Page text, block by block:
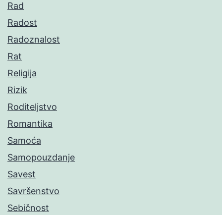
Rad
Radost
Radoznalost
Rat
Religija
Rizik
Roditeljstvo
Romantika
Samoća
Samopouzdanje
Savest
Savršenstvo
Sebičnost